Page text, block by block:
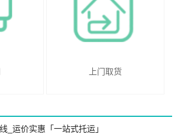
上门取货
_运价实惠「一站式托运」